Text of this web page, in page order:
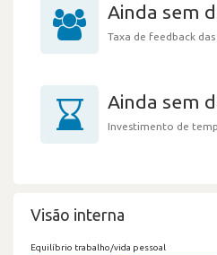
Ainda sem
Taxa de feedback
Ainda sem
Investimento de
Visão interna
Equilíbrio trabalho/vida pessoal